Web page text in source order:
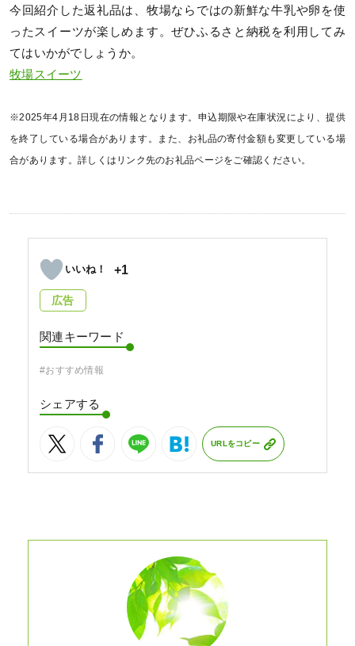
今回紹介した返礼品は、牧場ならではの新鮮な牛乳や卵を使
ったスイーツが楽しめます。ぜひふるさと納税を利用してみ
てはいかがでしょうか。
牧場スイーツ
※2025年4月18日現在の情報となります。申込期限や在庫状況により、提供
を終了している場合があります。また、お礼品の寄付金額も変更している場
合があります。詳しくはリンク先のお礼品ページをご確認ください。
+1
広告
関連キーワード
#おすすめ情報
シェアする
URLをコピー